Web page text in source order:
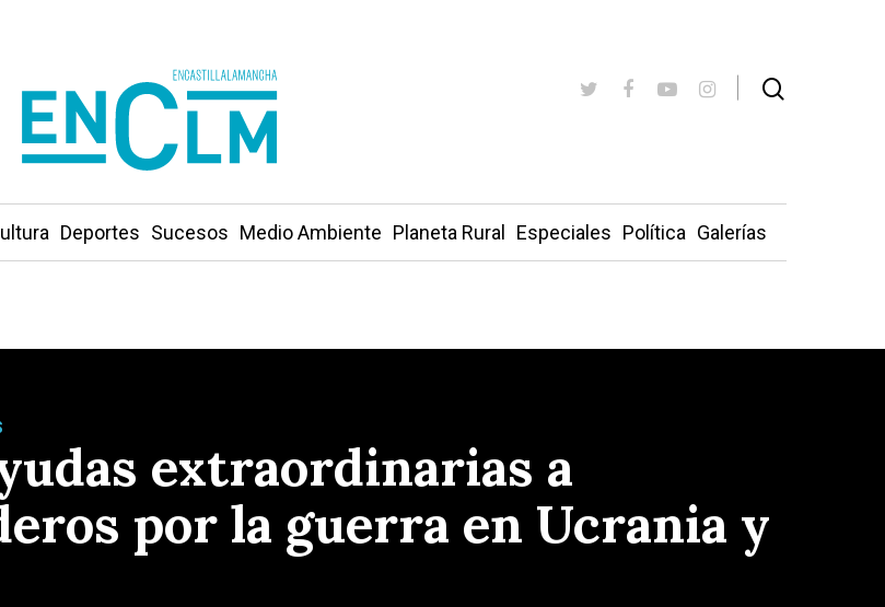
Deportes Sucesos Medio Ambiente Planeta Rural Especiales Política Galerías
extraordinarias a
por la guerra en Ucrania y